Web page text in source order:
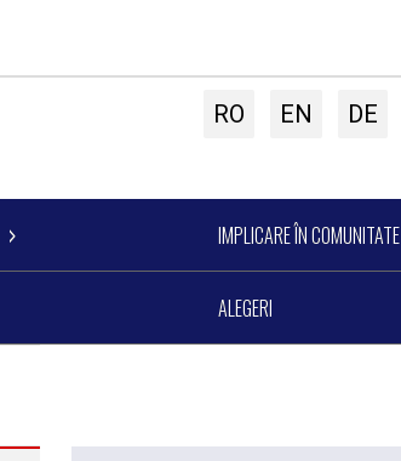
RO EN DE
IMPLICARE ÎN COMUNITATE
ALEGERI